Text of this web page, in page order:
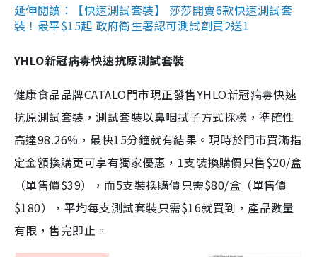
延伸閱讀：【快速測試套裝】 莎莎開賣6款快速測試套
裝！最平$15起 政府衛生署認可測試劑買2送1
YHLO新冠病毒快速抗原測試套裝
健康食品品牌CATALO門市現正發售YHLO新冠病毒快速
抗原測試套裝，測試套裝以鼻咽拭子方式採樣，準確性
高達98.26%，最快15分鐘就有結果。現時於門市買滿指
定金額換購更可享有獨家優惠，1支裝換購價只售$20/盒
（單售價$39），而5支裝換購價只需$80/盒（單售價
$180），平均每支測試套裝只需$16就買到，產品數量
有限，售完即止。